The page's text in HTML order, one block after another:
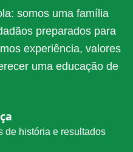
somos uma família
preparados para
experiência, valores
uma educação de
de história e resultados